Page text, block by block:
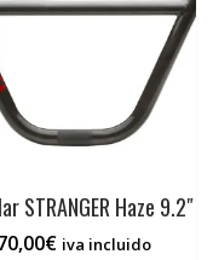
STRANGER Haze 9.2″
€ iva incluido